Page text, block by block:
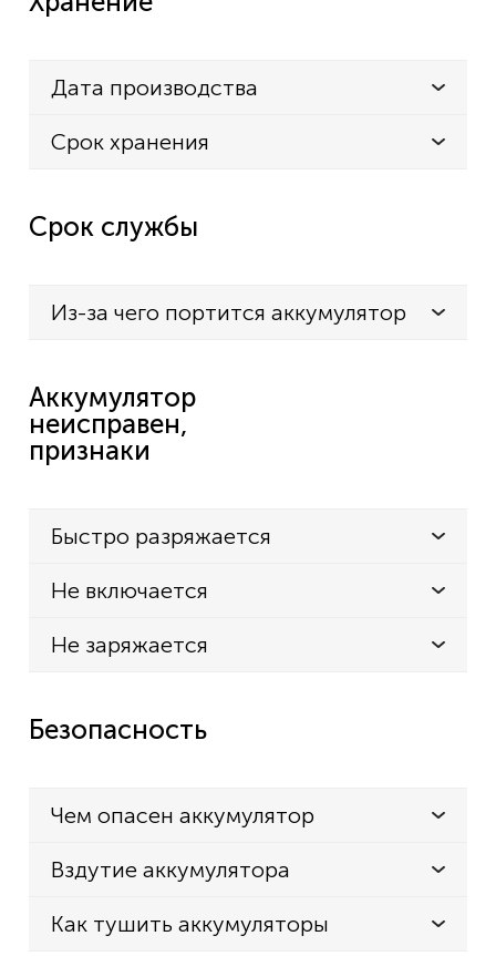
Дата производства
Срок хранения
Срок службы
Из-за чего портится аккумулятор
Аккумулятор
неисправен,
признаки
Быстро разряжается
Не включается
Не заряжается
Безопасность
Чем опасен аккумулятор
Вздутие аккумулятора
Как тушить аккумуляторы